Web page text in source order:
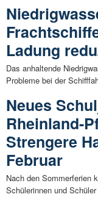
Ladung
Das anhaltende
Probleme bei der
Neues
Rheinland-
Strengere
Februar
Nach den Sommerferien
Schülerinnen und